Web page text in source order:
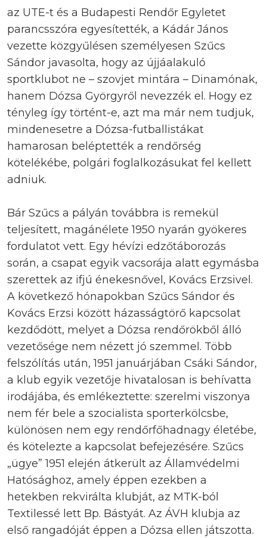
az UTE-t és a Budapesti Rendőr Egyletet
parancsszóra egyesítették, a Kádár János
vezette közgyűlésen személyesen Szűcs
Sándor javasolta, hogy az újjáalakuló
sportklubot ne – szovjet mintára – Dinamónak,
hanem Dózsa Györgyről nevezzék el. Hogy ez
tényleg így történt-e, azt ma már nem tudjuk,
mindenesetre a Dózsa-futballistákat
hamarosan beléptették a rendőrség
kötelékébe, polgári foglalkozásukat fel kellett
adniuk.
Bár Szűcs a pályán továbbra is remekül
teljesített, magánélete 1950 nyarán gyökeres
fordulatot vett. Egy hévízi edzőtáborozás
során, a csapat egyik vacsorája alatt egymásba
szerettek az ifjú énekesnővel, Kovács Erzsivel.
A következő hónapokban Szűcs Sándor és
Kovács Erzsi között házasságtörő kapcsolat
kezdődött, melyet a Dózsa rendőrökből álló
vezetősége nem nézett jó szemmel. Több
felszólítás után, 1951 januárjában Csáki Sándor,
a klub egyik vezetője hivatalosan is behívatta
irodájába, és emlékeztette: szerelmi viszonya
nem fér bele a szocialista sporterkölcsbe,
különösen nem egy rendőrfőhadnagy életébe,
és kötelezte a kapcsolat befejezésére. Szűcs
„ügye” 1951 elején átkerült az Államvédelmi
Hatósághoz, amely éppen ezekben a
hetekben rekvirálta klubját, az MTK-ból
Textilessé lett Bp. Bástyát. Az ÁVH klubja az
első rangadóját éppen a Dózsa ellen játszotta.